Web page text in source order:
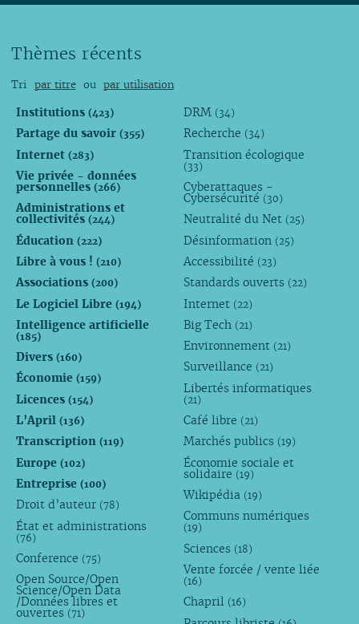
Thèmes récents
Tri par titre ou par utilisation
Institutions (423)
Partage du savoir (355)
Internet (283)
Vie privée - données
personnelles (266)
Administrations et
collectivités (244)
Éducation (222)
Libre à vous ! (210)
Associations (200)
Le Logiciel Libre (194)
Intelligence artificielle
(185)
Divers (160)
Économie (159)
Licences (154)
L’April (136)
Transcription (119)
Europe (102)
Entreprise (100)
Droit d’auteur (78)
État et administrations
(76)
Conference (75)
Open Source/Open
Science/Open Data
/Données libres et
ouvertes (71)
DRM (34)
Recherche (34)
Transition écologique
(33)
Cyberattaques -
Cybersécurité (30)
Neutralité du Net (25)
Désinformation (25)
Accessibilité (23)
Standards ouverts (22)
Internet (22)
Big Tech (21)
Environnement (21)
Surveillance (21)
Libertés informatiques
(21)
Café libre (21)
Marchés publics (19)
Économie sociale et
solidaire (19)
Wikipédia (19)
Communs numériques
(19)
Sciences (18)
Vente forcée / vente liée
(16)
Chapril (16)